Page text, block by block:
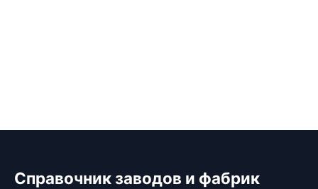
Справочник заводов и фабрик